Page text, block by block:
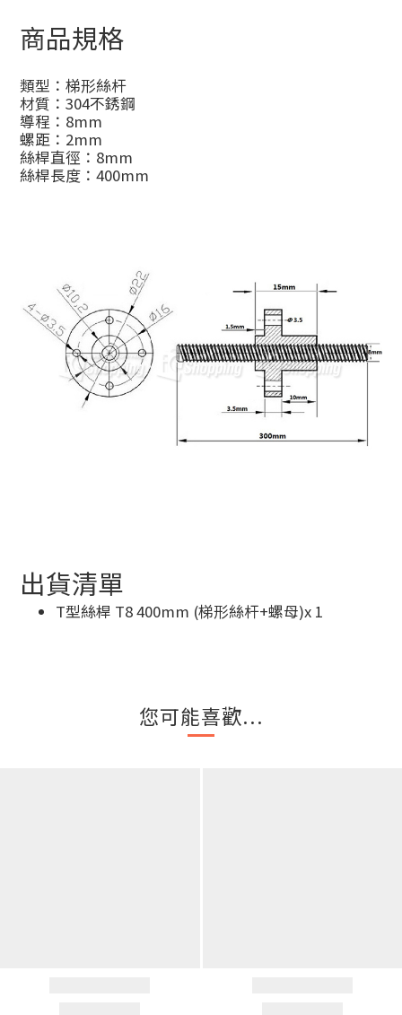
商品規格
類型：梯形絲杆
材質：304不銹鋼
導程：8mm
螺距：2mm
絲桿直徑：8mm
絲桿長度：400mm
出貨清單
T型絲桿 T8 400mm (梯形絲杆+螺母)x 1
您可能喜歡...